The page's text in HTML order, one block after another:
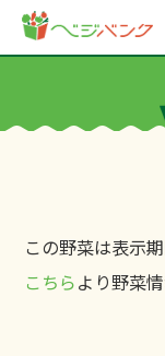
この野菜は表示
こちらより野菜